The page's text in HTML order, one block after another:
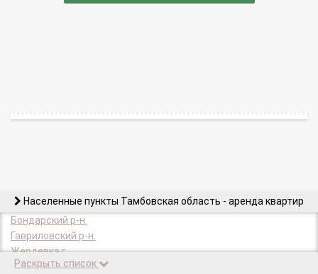
Населенные пункты Тамбовская область - аренда квартир
Бондарский р-н.
Гавриловский р-н.
Жердевка г.
Жердевский р-н.
Раскрыть список